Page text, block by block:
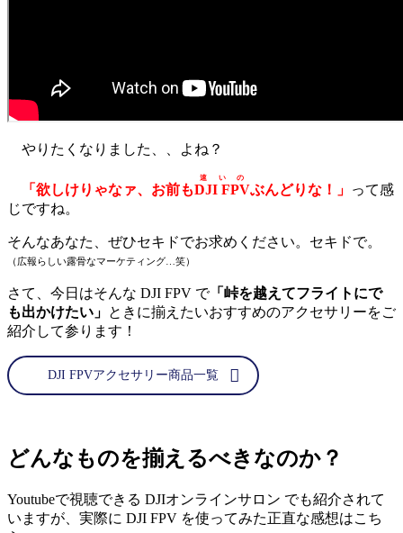
やりたくなりました、、よね？
「欲しけりゃなァ、お前もDJI FPV
速いの
ぶんどりな！」 って感
じですね。
そんなあなた、ぜひセキドでお求めください。セキドで。
（広報らしい露骨なマーケティング…笑）
さて、今日はそんな DJI FPV で「峠を越えてフライトにで
も出かけたい」 ときに揃えたいおすすめのアクセサリーをご
紹介して参ります！
DJI FPVアクセサリー商品一覧
どんなものを揃えるべきなのか？
Youtubeで視聴できる DJIオンラインサロン でも紹介されて
いますが、実際に DJI FPV を使ってみた正直な感想はこち